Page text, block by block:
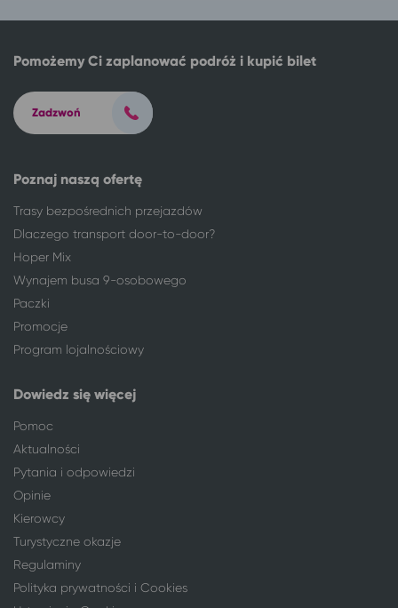
Łódź
Wieniec Zdrój
Łomża
Wieniec Zdrój
Lublin
Wieniec Zdrój
Nysa
Wieniec Zdrój
Opole
Wieniec Zdrój
Ostrołęka
Wieniec Zdrój
Wieniec Zdrój
Radom
Warszawa
Wrocław
Wieniec Zdrój
Zamość*
Wieniec Zdrój
Zielona Góra
Poznaj naszą ofertę
Trasy bezpośrednich przejazdów
Dlaczego transport door-to-door?
Hoper Mix
Wynajem busa 9-osobowego
Paczki
Promocje
Program lojalnościowy
Dowiedz się więcej
Pomoc
Aktualności
Pytania i odpowiedzi
Opinie
Kierowcy
Turystyczne okazje
Regulaminy
Polityka prywatności i Cookies
Pomożemy Ci zaplanować podróż i kupić bilet
Zadzwoń